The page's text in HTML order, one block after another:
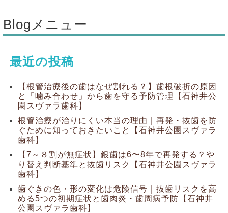
Blogメニュー
最近の投稿
【根管治療後の歯はなぜ割れる？】歯根破折の原因
と「噛み合わせ」から歯を守る予防管理【石神井公
園スヴァラ歯科】
根管治療が治りにくい本当の理由｜再発・抜歯を防
ぐために知っておきたいこと【石神井公園スヴァラ
歯科】
【7～８割が無症状】銀歯は6〜8年で再発する？や
り替え判断基準と抜歯リスク【石神井公園スヴァラ
歯科】
歯ぐきの色・形の変化は危険信号｜抜歯リスクを高
める5つの初期症状と歯肉炎・歯周病予防【石神井
公園スヴァラ歯科】